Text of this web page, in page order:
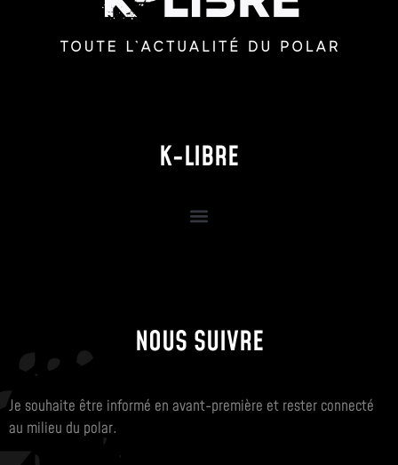
K-LIBRE
NOUS SUIVRE
Je souhaite être informé en avant-première et rester connecté
au milieu du polar.